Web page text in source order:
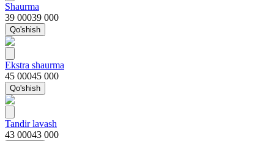
Shaurma
39 00039 000
Qo'shish
Ekstra shaurma
45 00045 000
Qo'shish
Tandir lavash
43 00043 000